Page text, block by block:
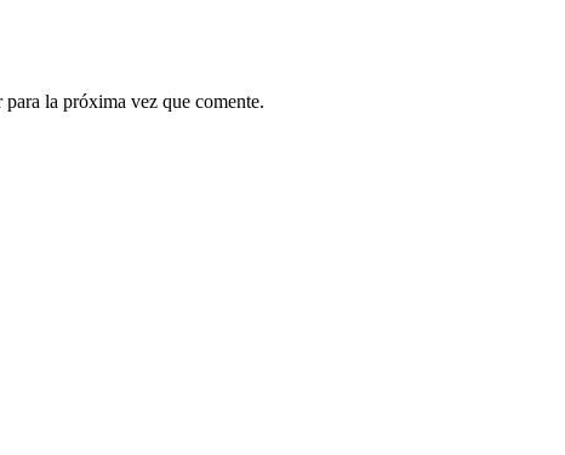
la próxima vez que comente.